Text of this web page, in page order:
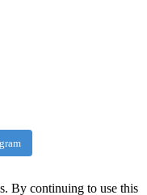
By continuing to use this